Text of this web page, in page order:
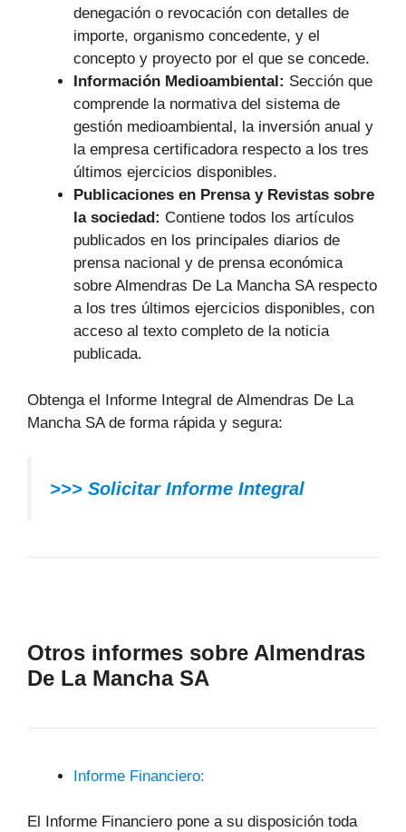
denegación o revocación con detalles de
importe, organismo concedente, y el
concepto y proyecto por el que se concede.
Información Medioambiental: Sección que
comprende la normativa del sistema de
gestión medioambiental, la inversión anual y
la empresa certificadora respecto a los tres
últimos ejercicios disponibles.
Publicaciones en Prensa y Revistas sobre
la sociedad: Contiene todos los artículos
publicados en los principales diarios de
prensa nacional y de prensa económica
sobre Almendras De La Mancha SA respecto
a los tres últimos ejercicios disponibles, con
acceso al texto completo de la noticia
publicada.
Obtenga el Informe Integral de Almendras De La
Mancha SA de forma rápida y segura:
>>> Solicitar Informe Integral
Otros informes sobre Almendras
De La Mancha SA
Informe Financiero:
El Informe Financiero pone a su disposición toda